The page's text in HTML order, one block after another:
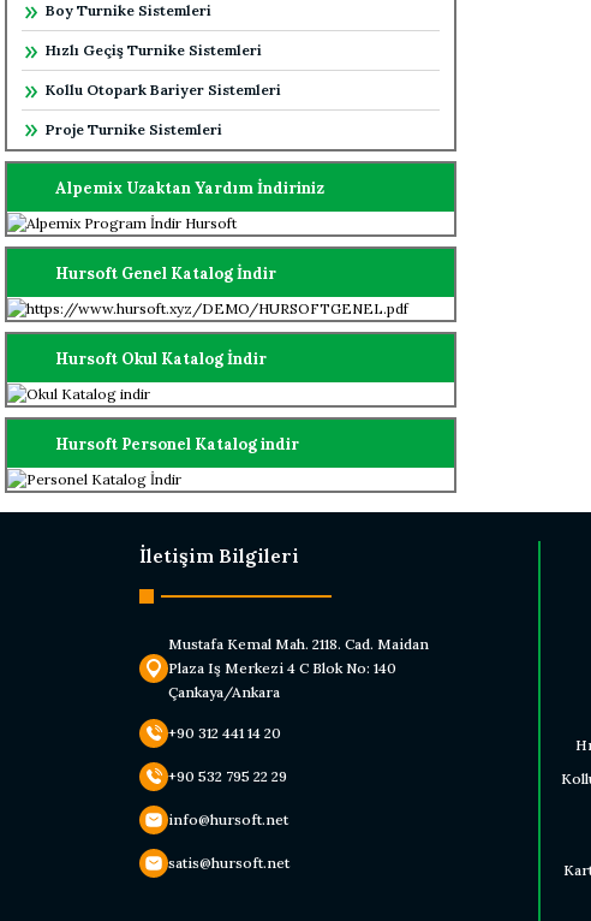
Boy Turnike Sistemleri
Hızlı Geçiş Turnike Sistemleri
Kollu Otopark Bariyer Sistemleri
Proje Turnike Sistemleri
Alpemix Uzaktan Yardım İndiriniz
Hursoft Genel Katalog İndir
Hursoft Okul Katalog İndir
Hursoft Personel Katalog indir
İletişim Bilgileri
Mustafa Kemal Mah. 2118. Cad. Maidan
Plaza Iş Merkezi 4 C Blok No: 140
Çankaya/Ankara
+90 312 441 14 20
+90 532 795 22 29
info@hursoft.net
satis@hursoft.net